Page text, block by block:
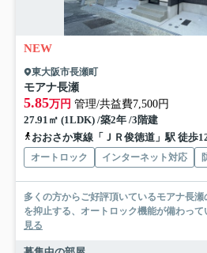
NEW
東大阪市長瀬町
モアナ長瀬
5.85万円 管理/共益費7,500円
27.91㎡ (1LDK) /築2年 /3階建
おおさか東線「ＪＲ俊徳道」駅 徒歩
オートロック インターネット対応
多くの方からご好評頂いているモアナ長
を抑止する、オートロック機能が備わっ
見る